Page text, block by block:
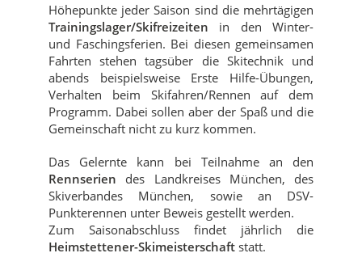
Höhepunkte jeder Saison sind die mehrtägigen
Trainingslager/Skifreizeiten in den Winter-
und Faschingsferien. Bei diesen gemeinsamen
Fahrten stehen tagsüber die Skitechnik und
abends beispielsweise Erste Hilfe-Übungen,
Verhalten beim Skifahren/Rennen auf dem
Programm. Dabei sollen aber der Spaß und die
Gemeinschaft nicht zu kurz kommen.
Das Gelernte kann bei Teilnahme an den
Rennserien des Landkreises München, des
Skiverbandes München, sowie an DSV-
Punkterennen unter Beweis gestellt werden.
Zum Saisonabschluss findet jährlich die
Heimstettener-Skimeisterschaft statt.